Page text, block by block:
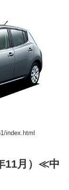
index.html
11月）≪中